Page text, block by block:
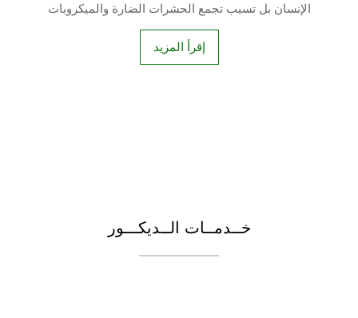
الإنسان بل تسبب تجمع الحشرات الضارة والميكروبات
إقرأ المزيد
خــدمــات الــديكـــور